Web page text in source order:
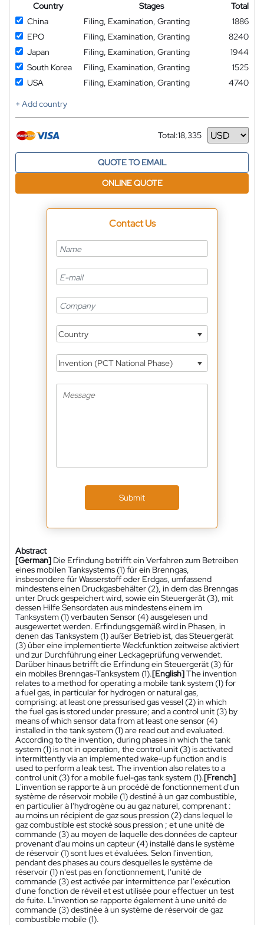
Country Stages
Total
China
Filing, Examination, Granting
1886
EPO
Filing, Examination, Granting
8240
Japan
Filing, Examination, Granting
1944
South Korea
Filing, Examination, Granting
1525
USA
Filing, Examination, Granting
4740
+ Add country
Total:18,335
Currency
QUOTE TO EMAIL
ONLINE QUOTE
Contact Us
Country
Invention (PCT National Phase)
Submit
Abstract
[German] Die Erfindung betrifft ein Verfahren zum Betreiben
eines mobilen Tanksystems (1) für ein Brenngas,
insbesondere für Wasserstoff oder Erdgas, umfassend
mindestens einen Druckgasbehälter (2), in dem das Brenngas
unter Druck gespeichert wird, sowie ein Steuergerät (3), mit
dessen Hilfe Sensordaten aus mindestens einem im
Tanksystem (1) verbauten Sensor (4) ausgelesen und
ausgewertet werden. Erfindungsgemäß wird in Phasen, in
denen das Tanksystem (1) außer Betrieb ist, das Steuergerät
(3) über eine implementierte Weckfunktion zeitweise aktiviert
und zur Durchführung einer Leckageprüfung verwendet.
Darüber hinaus betrifft die Erfindung ein Steuergerät (3) für
ein mobiles Brenngas-Tanksystem (1).[English]The invention
relates to a method for operating a mobile tank system (1) for
a fuel gas, in particular for hydrogen or natural gas,
comprising: at least one pressurised gas vessel (2) in which
the fuel gas is stored under pressure; and a control unit (3) by
means of which sensor data from at least one sensor (4)
installed in the tank system (1) are read out and evaluated.
According to the invention, during phases in which the tank
system (1) is not in operation, the control unit (3) is activated
intermittently via an implemented wake-up function and is
used to perform a leak test. The invention also relates to a
control unit (3) for a mobile fuel-gas tank system (1).[French]
L'invention se rapporte à un procédé de fonctionnement d'un
système de réservoir mobile (1) destiné à un gaz combustible,
en particulier à l'hydrogène ou au gaz naturel, comprenant :
au moins un récipient de gaz sous pression (2) dans lequel le
gaz combustible est stocké sous pression ; et une unité de
commande (3) au moyen de laquelle des données de capteur
provenant d'au moins un capteur (4) installé dans le système
de réservoir (1) sont lues et évaluées. Selon l'invention,
pendant des phases au cours desquelles le système de
réservoir (1) n'est pas en fonctionnement, l'unité de
commande (3) est activée par intermittence par l'exécution
d'une fonction de réveil et est utilisée pour effectuer un test
de fuite. L'invention se rapporte également à une unité de
commande (3) destinée à un système de réservoir de gaz
combustible mobile (1).